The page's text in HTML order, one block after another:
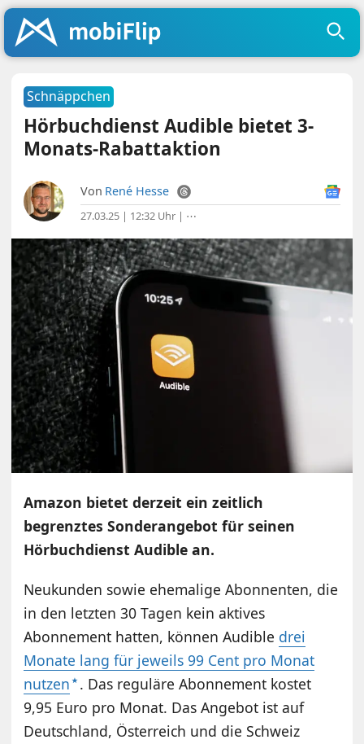
Schnäppchen
Hörbuchdienst Audible bietet 3-
Monats-Rabattaktion
Von René Hesse
27.03.25 | 12:32 Uhr | ⋯
Amazon bietet derzeit ein zeitlich
begrenztes Sonderangebot für seinen
Hörbuchdienst Audible an.
Neukunden sowie ehemalige Abonnenten, die
in den letzten 30 Tagen kein aktives
Abonnement hatten, können Audible drei
Monate lang für jeweils 99 Cent pro Monat
nutzen . Das reguläre Abonnement kostet
9,95 Euro pro Monat. Das Angebot ist auf
Deutschland, Österreich und die Schweiz